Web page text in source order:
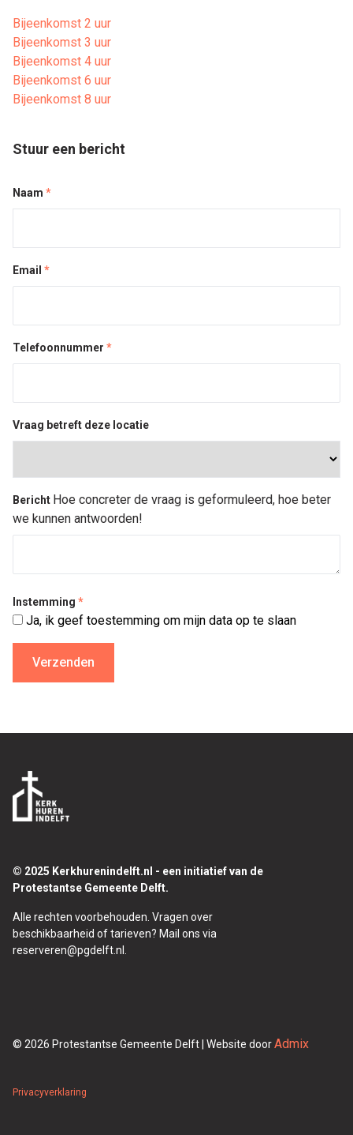
Bijeenkomst 2 uur
Bijeenkomst 3 uur
Bijeenkomst 4 uur
Bijeenkomst 6 uur
Bijeenkomst 8 uur
Stuur een bericht
Naam *
Email *
Telefoonnummer *
Vraag betreft deze locatie
Bericht Hoe concreter de vraag is geformuleerd, hoe beter
we kunnen antwoorden!
Instemming *
Ja, ik geef toestemming om mijn data op te slaan
© 2025 Kerkhurenindelft.nl - een initiatief van de
Protestantse Gemeente Delft.
Alle rechten voorbehouden. Vragen over
beschikbaarheid of tarieven? Mail ons via
reserveren@pgdelft.nl.
© 2026 Protestantse Gemeente Delft | Website doorAdmix
Privacyverklaring